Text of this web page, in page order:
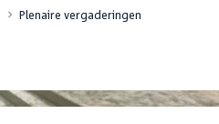
Plenaire vergaderingen